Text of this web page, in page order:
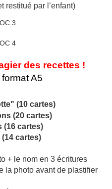
restitué par l’enfant)
des recettes !
A5
(10 cartes)
(20 cartes)
(16 cartes)
cartes)
+ le nom en 3 écritures
la photo avant de plastifier